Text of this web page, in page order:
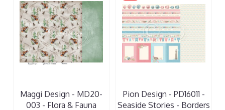
Maggi Design - MD20-
003 - Flora & Fauna
Pion Design - PD16011 -
Seaside Stories - Borders